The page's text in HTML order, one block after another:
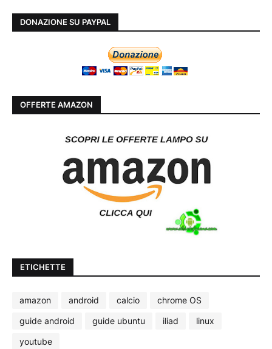
DONAZIONE SU PAYPAL
OFFERTE AMAZON
ETICHETTE
amazon android calcio
chrome OS
guide android
guide ubuntu iliad
linux
youtube